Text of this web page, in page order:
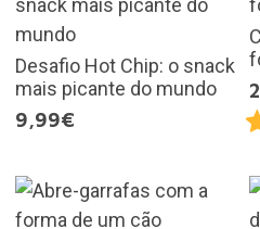
Desafio Hot Chip: o snack
mais picante do mundo
9,99€